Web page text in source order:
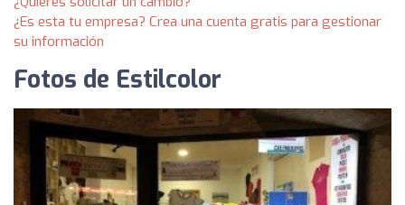
¿Es esta tu empresa? Crea una cuenta gratis para gestionar
su información
Fotos de Estilcolor